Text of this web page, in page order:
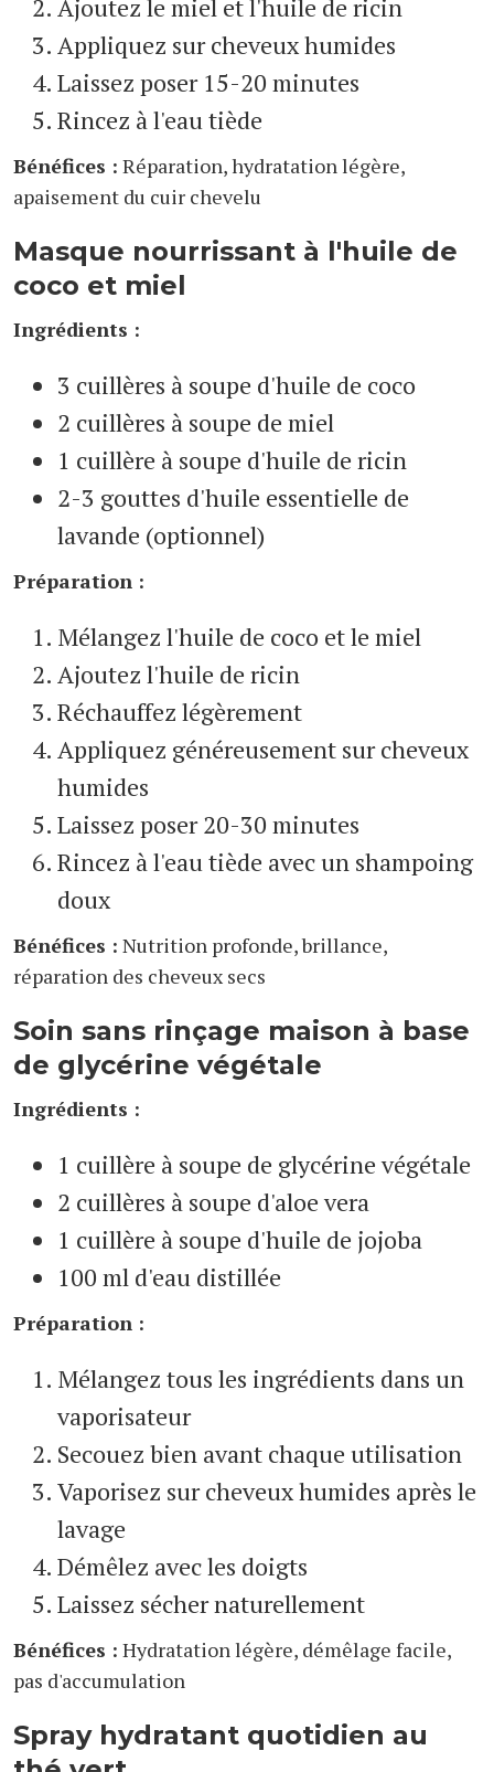
Ajoutez le miel et l'huile de ricin
Appliquez sur cheveux humides
Laissez poser 15-20 minutes
Rincez à l'eau tiède
Bénéfices : Réparation, hydratation légère,
apaisement du cuir chevelu
Masque nourrissant à l'huile de
coco et miel
Ingrédients :
3 cuillères à soupe d'huile de coco
2 cuillères à soupe de miel
1 cuillère à soupe d'huile de ricin
2-3 gouttes d'huile essentielle de
lavande (optionnel)
Préparation :
Mélangez l'huile de coco et le miel
Ajoutez l'huile de ricin
Réchauffez légèrement
Appliquez généreusement sur cheveux
humides
Laissez poser 20-30 minutes
Rincez à l'eau tiède avec un shampoing
doux
Bénéfices : Nutrition profonde, brillance,
réparation des cheveux secs
Soin sans rinçage maison à base
de glycérine végétale
Ingrédients :
1 cuillère à soupe de glycérine végétale
2 cuillères à soupe d'aloe vera
1 cuillère à soupe d'huile de jojoba
100 ml d'eau distillée
Préparation :
Mélangez tous les ingrédients dans un
vaporisateur
Secouez bien avant chaque utilisation
Vaporisez sur cheveux humides après le
lavage
Démêlez avec les doigts
Laissez sécher naturellement
Bénéfices : Hydratation légère, démêlage facile,
pas d'accumulation
Spray hydratant quotidien au